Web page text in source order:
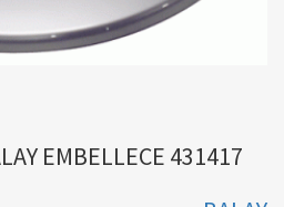
EMBELLECE 431417